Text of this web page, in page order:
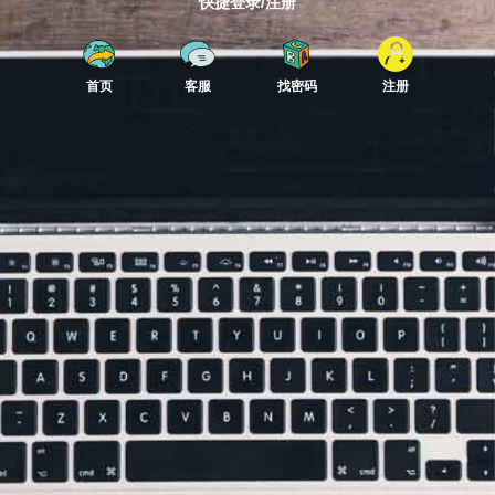
首页 客服 找密码 注册